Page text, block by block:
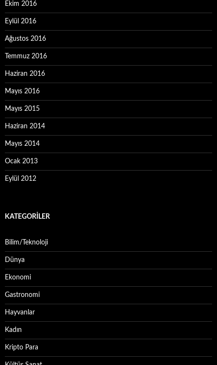
Ekim 2016
Eylül 2016
Ağustos 2016
Temmuz 2016
Haziran 2016
Mayıs 2016
Mayıs 2015
Haziran 2014
Mayıs 2014
Ocak 2013
Eylül 2012
KATEGORILER
Bilim/Teknoloji
Dünya
Ekonomi
Gastronomi
Hayvanlar
Kadın
Kripto Para